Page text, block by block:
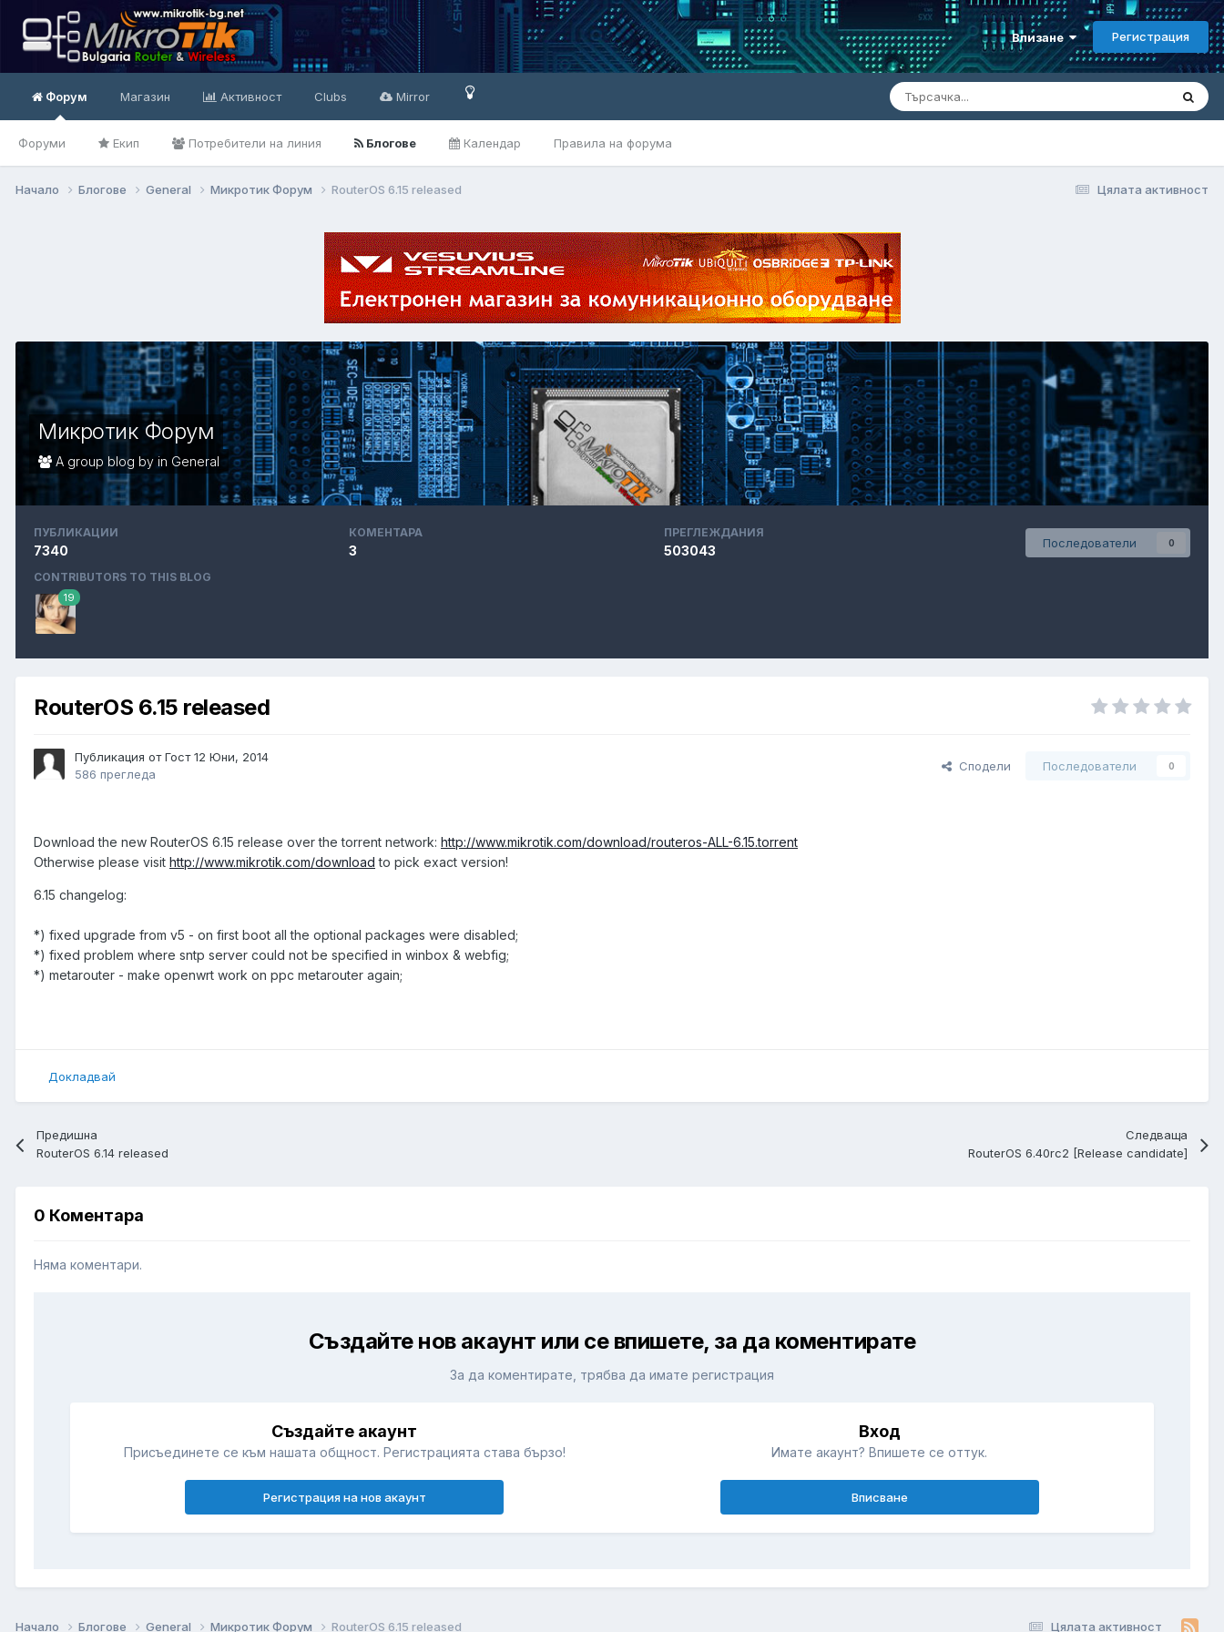
Влизане Регистрация
Форум
Форуми Екип Потребители на линия Блогове Календар Правила на форума
Магазин Активност Clubs Mirror
Цялата активност
Начало Блогове General Микротик Форум RouterOS 6.15 released
Микротик Форум
A group blog by in General
Последователи 0
ПУБЛИКАЦИИ
7340
КОМЕНТАРА
3
ПРЕГЛЕЖДАНИЯ
503043
CONTRIBUTORS TO THIS BLOG
19
RouterOS 6.15 released
Публикация от Гост12 Юни, 2014
586 прегледа
Сподели Последователи 0
Download the new RouterOS 6.15 release over the torrent network: http://www.mikrotik.com/download/routeros-ALL-6.15.torrent
Otherwise please visit http://www.mikrotik.com/download to pick exact version!
6.15 changelog:
*) fixed upgrade from v5 - on first boot all the optional packages were disabled;
*) fixed problem where sntp server could not be specified in winbox & webfig;
*) metarouter - make openwrt work on ppc metarouter again;
Докладвай
Предишна
RouterOS 6.14 released
Следваща
RouterOS 6.40rc2 [Release candidate]
0 Коментара
Няма коментари.
Създайте нов акаунт или се впишете, за да коментирате
За да коментирате, трябва да имате регистрация
Създайте акаунт
Присъединете се към нашата общност. Регистрацията става бързо!
Регистрация на нов акаунт
Вход
Имате акаунт? Впишете се оттук.
Вписване
Цялата активност
Начало Блогове General Микротик Форум RouterOS 6.15 released